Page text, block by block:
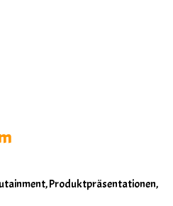
Produktpräsentationen,